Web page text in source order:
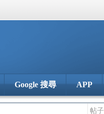
Google 搜尋 APP
帖子